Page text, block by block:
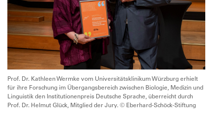
Prof. Dr. Kathleen Wermke vom Universitätsklinikum Würzburg erhielt
für ihre Forschung im Übergangsbereich zwischen Biologie, Medizin und
Linguistik den Institutionenpreis Deutsche Sprache, überreicht durch
Prof. Dr. Helmut Glück, Mitglied der Jury. © Eberhard-Schöck-Stiftung